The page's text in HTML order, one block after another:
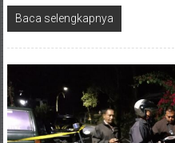
Baca selengkapnya